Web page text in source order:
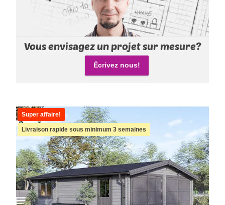
Vous envisagez un projet sur mesure?
Écrivez nous!
Super affaire!
Livraison rapide sous minimum 3 semaines